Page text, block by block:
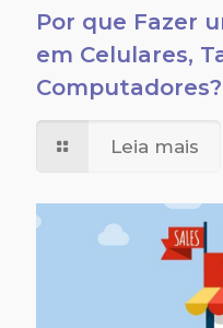
Por que Fazer
em Celulares,
Computadores?
Leia mais